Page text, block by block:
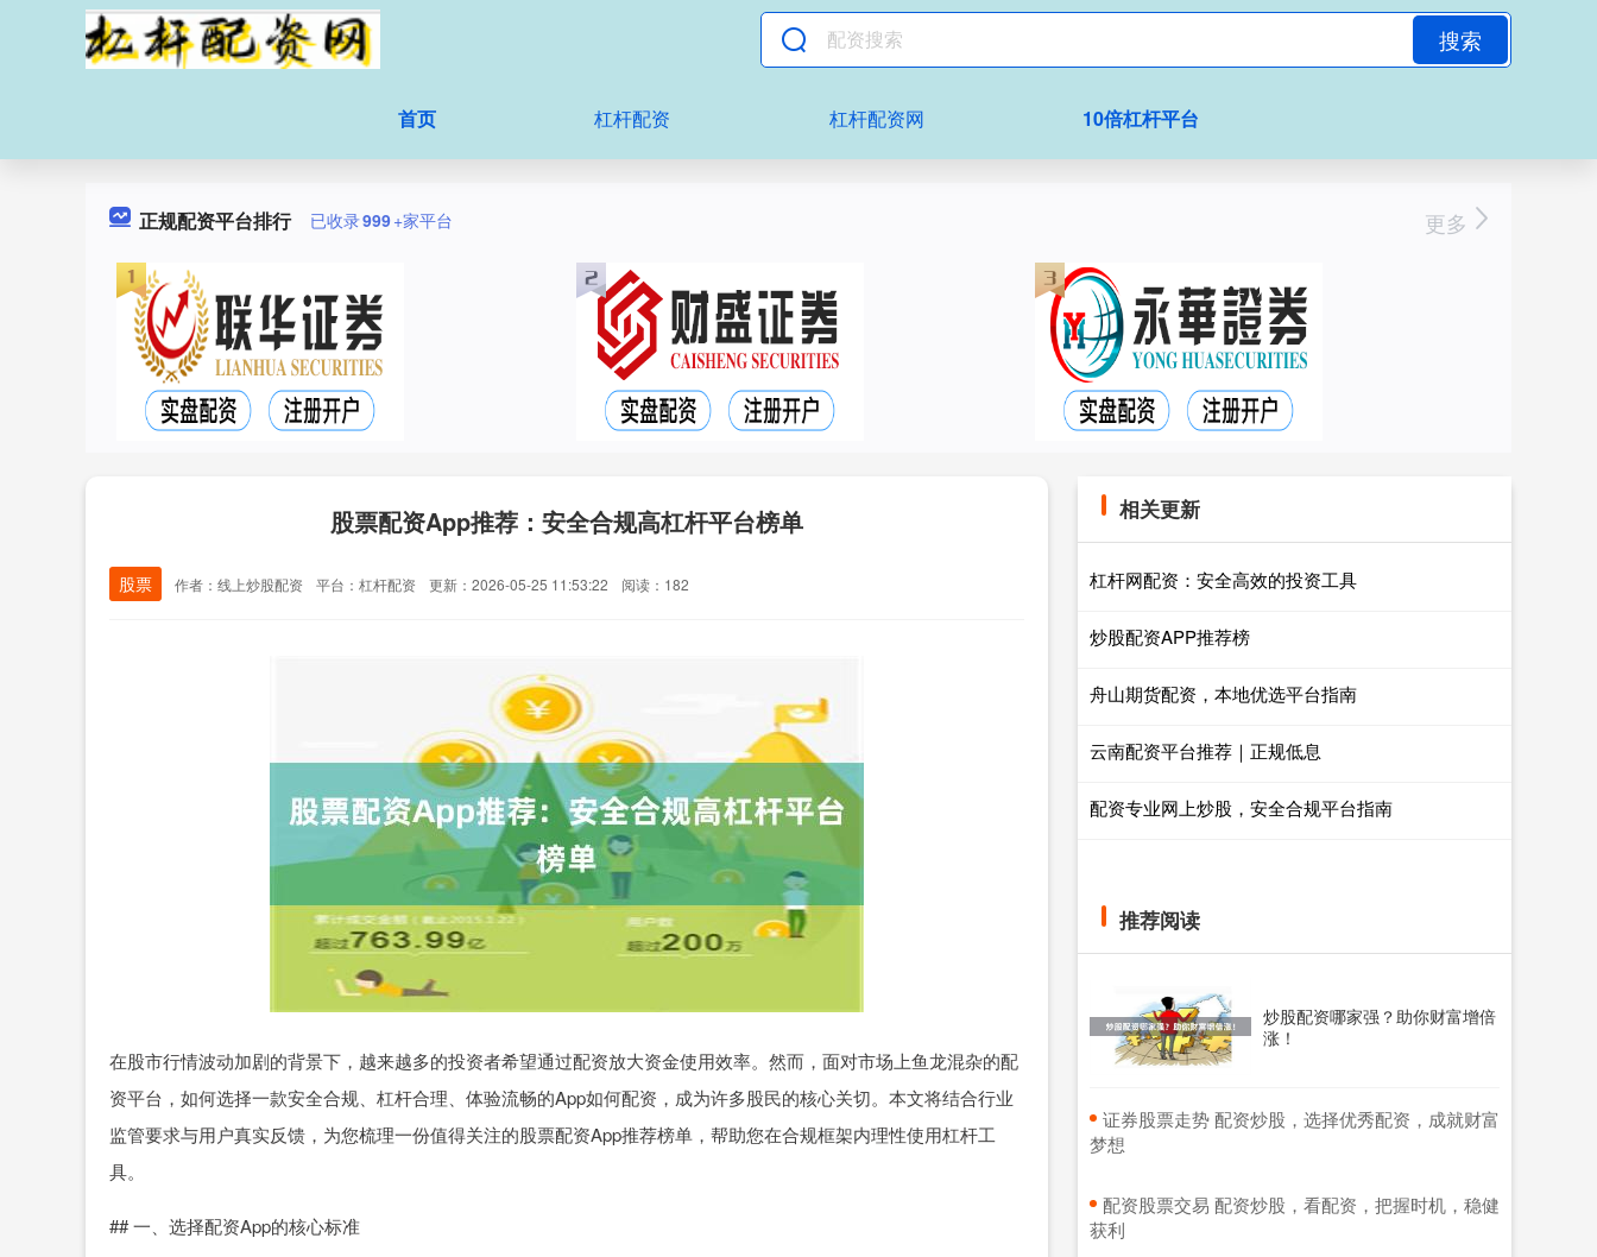
搜索
首页 杠杆配资 杠杆配资网 10倍杠杆平台
正规配资平台排行 已收录999+家平台 更多
股票配资App推荐：安全合规高杠杆平台榜单
股票 作者：线上炒股配资 平台：杠杆配资 更新：2026-05-25 11:53:22 阅读：182
在股市行情波动加剧的背景下，越来越多的投资者希望通过配资放大资金使用效率。然而，面对市场上鱼龙混杂的配
资平台，如何选择一款安全合规、杠杆合理、体验流畅的App如何配资，成为许多股民的核心关切。本文将结合行业
监管要求与用户真实反馈，为您梳理一份值得关注的股票配资App推荐榜单，帮助您在合规框架内理性使用杠杆工
具。
## 一、选择配资App的核心标准
相关更新
杠杆网配资：安全高效的投资工具
炒股配资APP推荐榜
舟山期货配资，本地优选平台指南
云南配资平台推荐｜正规低息
配资专业网上炒股，安全合规平台指南
推荐阅读
炒股配资哪家强？助你财富增倍
涨！
​证券股票走势 配资炒股，选择优秀配资，成就财富
梦想
​配资股票交易 配资炒股，看配资，把握时机，稳健
获利